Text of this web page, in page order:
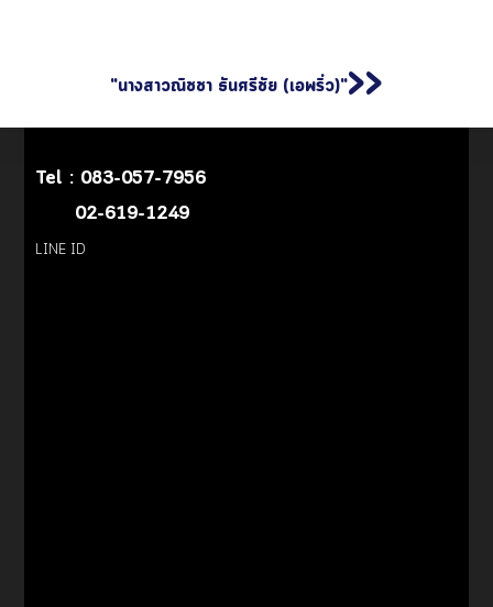
"นางสาวณิชชา ธันศรีชัย (เอพริ่ว)">>
Tel : 083-057-7956
02-619-1249
LINE ID